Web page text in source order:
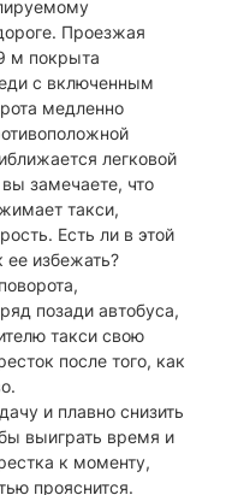
Проезжая
м покрыта
с включенным
медленно
легковой
замечаете, что
такси,
Есть ли в этой
ее избежать?
позади автобуса,
такси свою
после того, как
и плавно снизить
выиграть время и
к моменту,
прояснится.